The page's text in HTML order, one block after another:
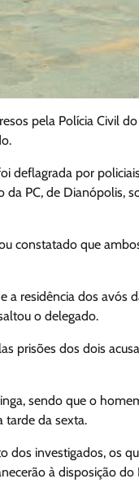
pela Polícia Civil
deflagrada por
da PC, de Dianópolis,
constatado que
a residência dos avós
o delegado.
prisões dos dois
sendo que o
tarde da sexta.
dos investigados, os
à disposição do